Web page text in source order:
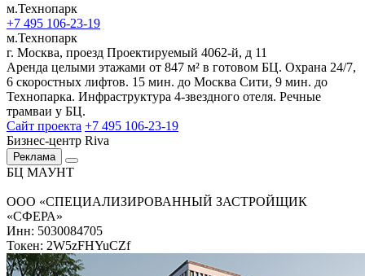
м.Технопарк
+7 495 106-23-19
м.Технопарк
г. Москва, проезд Проектируемый 4062-й, д 11
Аренда целыми этажами от 847 м² в готовом БЦ. Охрана 24/7,
6 скоростных лифтов. 15 мин. до Москва Сити, 9 мин. до
Технопарка. Инфраструктура 4-звездного отеля. Речные
трамваи у БЦ.
Сайт проекта +7 495 106-23-19
Бизнес-центр Riva
Реклама
БЦ МАУНТ
ООО «СПЕЦИАЛИЗИРОВАННЫЙ ЗАСТРОЙЩИК
«СФЕРА»
Инн: 5030084705
Токен: 2W5zFHYuCZf